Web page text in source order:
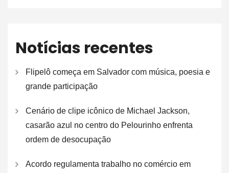
Notícias recentes
Flipelô começa em Salvador com música, poesia e
grande participação
Cenário de clipe icônico de Michael Jackson,
casarão azul no centro do Pelourinho enfrenta
ordem de desocupação
Acordo regulamenta trabalho no comércio em